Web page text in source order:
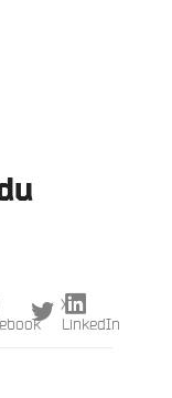
X
LinkedIn